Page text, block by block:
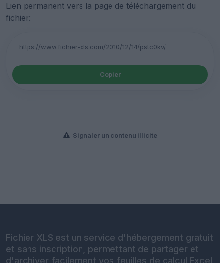
Lien permanent vers la page de téléchargement du
fichier:
Copier
Signaler un contenu illicite
Fichier XLS est un service d'hébergement gratuit
et sans inscription, permettant de partager et
d'archiver facilement vos feuilles de calcul Excel